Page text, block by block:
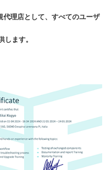
理店として、すべてのユーザ
します。